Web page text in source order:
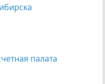
палата